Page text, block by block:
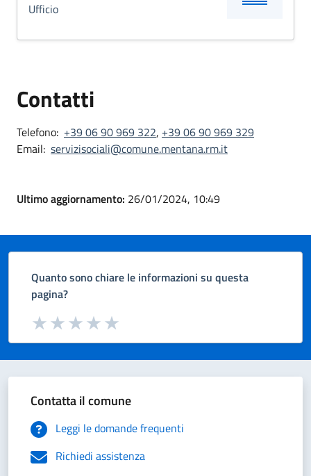
Ufficio
Contatti
Telefono: +39 06 90 969 322, +39 06 90 969 329
Email: servizisociali@comune.mentana.rm.it
Ultimo aggiornamento: 26/01/2024, 10:49
Quanto sono chiare le informazioni su questa
pagina?
Valuta da 1 a 5 stelle la pagina
Valuta 5 stelle su 5
Valuta 4 stelle su 5
Valuta 3 stelle su 5
Valuta 2 stelle su 5
Valuta 1 stelle su 5
Contatta il comune
Leggi le domande frequenti
Richiedi assistenza